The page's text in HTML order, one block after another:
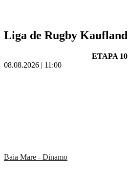
Liga de Rugby Kaufland
ETAPA 10
08.08.2026 | 11:00
Baia Mare - Dinamo